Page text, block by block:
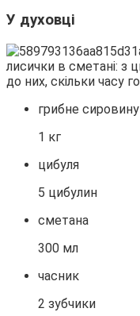
У духовці
грибне сировину
1 кг
цибуля
5 цибулин
сметана
300 мл
часник
2 зубчики